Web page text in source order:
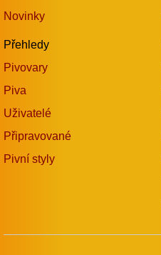
Novinky
Přehledy
Pivovary
Piva
Uživatelé
Připravované
Pivní styly